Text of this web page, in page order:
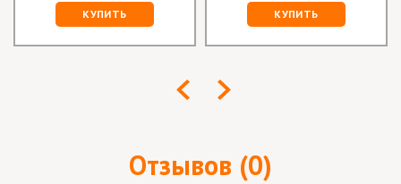
КУПИТЬ КУПИТЬ
Отзывов (0)